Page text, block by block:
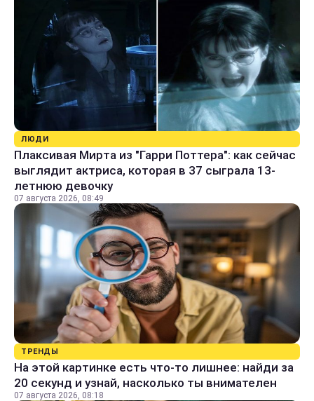
ЛЮДИ
Плаксивая Мирта из "Гарри Поттера": как сейчас
выглядит актриса, которая в 37 сыграла 13-
летнюю девочку
07 августа 2026, 08:49
ТРЕНДЫ
На этой картинке есть что-то лишнее: найди за
20 секунд и узнай, насколько ты внимателен
07 августа 2026, 08:18